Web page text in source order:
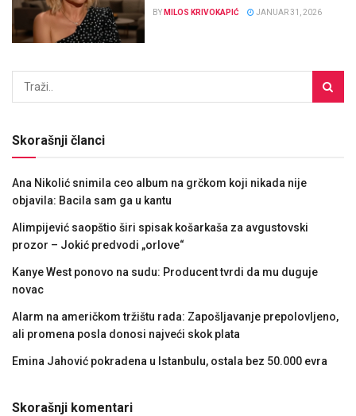
BY MILOS KRIVOKAPIĆ JANUAR 31, 2026
Skorašnji članci
Ana Nikolić snimila ceo album na grčkom koji nikada nije
objavila: Bacila sam ga u kantu
Alimpijević saopštio širi spisak košarkaša za avgustovski
prozor – Jokić predvodi „orlove“
Kanye West ponovo na sudu: Producent tvrdi da mu duguje
novac
Alarm na američkom tržištu rada: Zapošljavanje prepolovljeno,
ali promena posla donosi najveći skok plata
Emina Jahović pokradena u Istanbulu, ostala bez 50.000 evra
Skorašnji komentari